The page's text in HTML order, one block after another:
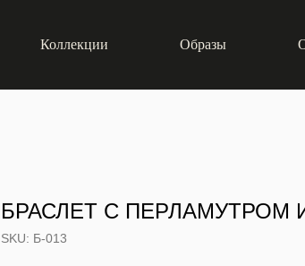
Коллекции Образы
БРАСЛЕТ С ПЕРЛАМУТРОМ
SKU: Б-013